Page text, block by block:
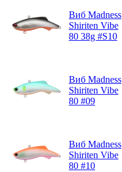
Виб Madness
Shiriten Vibe
80 38g #S10
Виб Madness
Shiriten Vibe
80 #09
Виб Madness
Shiriten Vibe
80 #10